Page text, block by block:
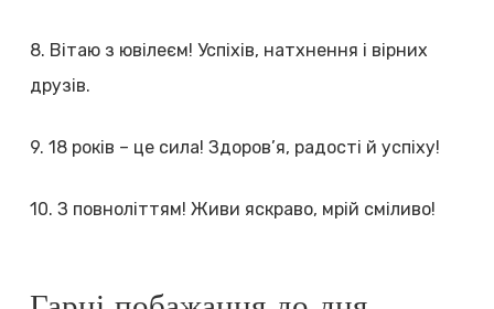
8. Вітаю з ювілеєм! Успіхів, натхнення і вірних
друзів.
9. 18 років – це сила! Здоров’я, радості й успіху!
10. З повноліттям! Живи яскраво, мрій сміливо!